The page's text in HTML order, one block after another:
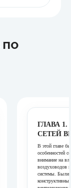
по
ГЛАВА
СЕТЕЙ
В этой главе
особенностей
внимание на
воздуховодов
системы. Были